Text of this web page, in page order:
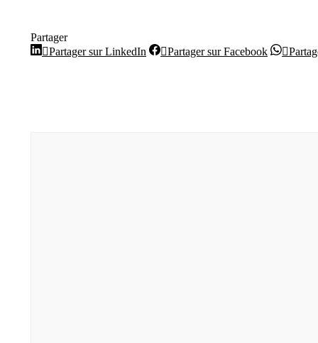
Partager
Partager sur LinkedIn PartagerPartager sur FacebookPartager